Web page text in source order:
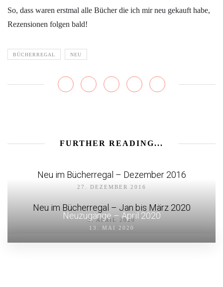
So, dass waren erstmal alle Bücher die ich mir neu gekauft habe,
Rezensionen folgen bald!
BÜCHERREGAL NEU
FURTHER READING...
Neu im Bücherregal – Dezember 2016
27. DEZEMBER 2016
Neu im Bücherregal – Jan bis März 2020
3. APRIL 2020
Neuzugänge – April 2020
13. MAI 2020